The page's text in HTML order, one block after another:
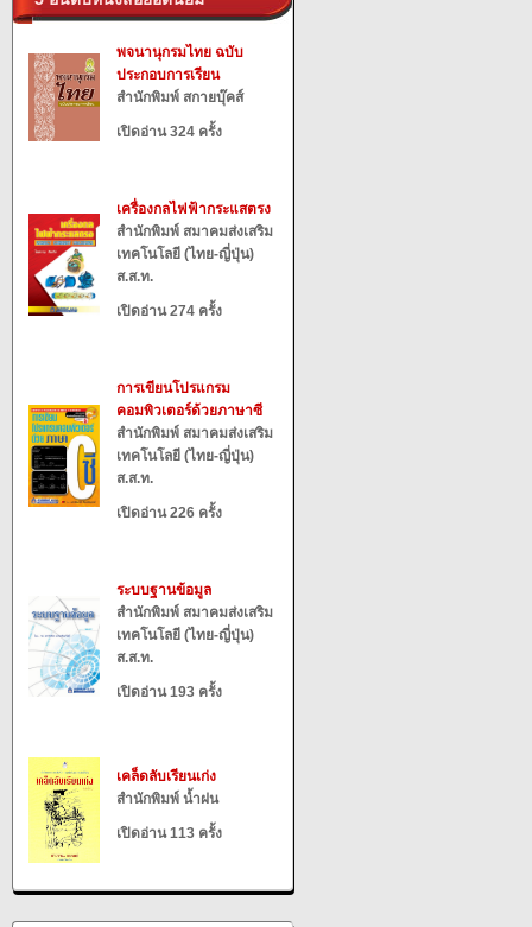
พจนานุกรมไทย ฉบับ
ประกอบการเรียน
สำนักพิมพ์ สกายบุ๊คส์
เปิดอ่าน 324 ครั้ง
เครื่องกลไฟฟ้ากระแสตรง
สำนักพิมพ์ สมาคมส่งเสริม
เทคโนโลยี (ไทย-ญี่ปุ่น)
ส.ส.ท.
เปิดอ่าน 274 ครั้ง
การเขียนโปรแกรม
คอมพิวเตอร์ด้วยภาษาซี
สำนักพิมพ์ สมาคมส่งเสริม
เทคโนโลยี (ไทย-ญี่ปุ่น)
ส.ส.ท.
เปิดอ่าน 226 ครั้ง
ระบบฐานข้อมูล
สำนักพิมพ์ สมาคมส่งเสริม
เทคโนโลยี (ไทย-ญี่ปุ่น)
ส.ส.ท.
เปิดอ่าน 193 ครั้ง
เคล็ดลับเรียนเก่ง
สำนักพิมพ์ น้ำฝน
เปิดอ่าน 113 ครั้ง